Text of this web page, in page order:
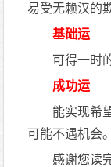
易受无赖汉的
基础运
可得一时
成功运
能实现希
可能不遇机
感谢您读